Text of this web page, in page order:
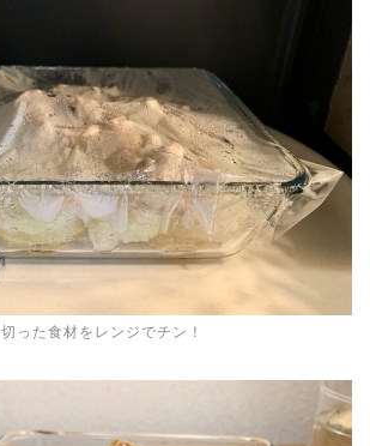
切った食材をレンジでチン！